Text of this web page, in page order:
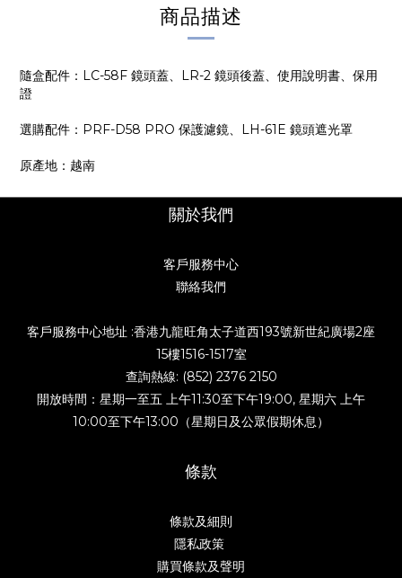
商品描述
隨盒配件：LC-58F 鏡頭蓋、LR-2 鏡頭後蓋、使用說明書、保用
證
選購配件：PRF-D58 PRO 保護濾鏡、LH-61E 鏡頭遮光罩
原產地：越南
關於我們
客戶服務中心
聯絡我們
客戶服務中心地址 :香港九龍旺角太子道西193號新世紀廣場2座
15樓1516-1517室
查詢熱線: (852) 2376 2150
開放時間：星期一至五 上午11:30至下午19:00, 星期六 上午
10:00至下午13:00（星期日及公眾假期休息）
條款
條款及細則
隱私政策
購買條款及聲明